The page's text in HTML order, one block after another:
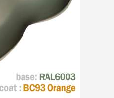
binnen 14 dagen
de eerste bestelling
voor elke verwijzing
nieuwsbrief: €5 korting
48-72 uur in Nederland
een aankoopwaarde van 30€.